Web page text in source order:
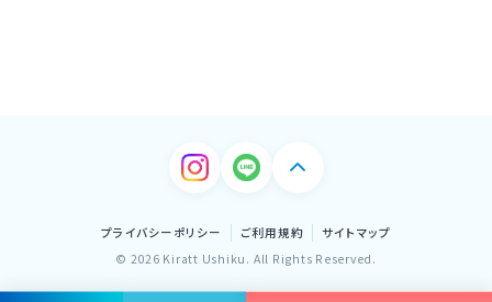
プライバシーポリシー ご利用規約
サイトマップ
© 2026 Kiratt Ushiku. All Rights Reserved.